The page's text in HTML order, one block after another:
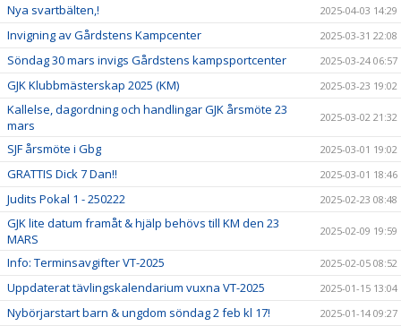
Nya svartbälten,! 2025-04-03 14:29
Invigning av Gårdstens Kampcenter 2025-03-31 22:08
Söndag 30 mars invigs Gårdstens kampsportcenter 2025-03-24 06:57
GJK Klubbmästerskap 2025 (KM) 2025-03-23 19:02
Kallelse, dagordning och handlingar GJK årsmöte 23
mars
2025-03-02 21:32
SJF årsmöte i Gbg 2025-03-01 19:02
GRATTIS Dick 7 Dan!! 2025-03-01 18:46
Judits Pokal 1 - 250222 2025-02-23 08:48
GJK lite datum framåt & hjälp behövs till KM den 23
MARS
2025-02-09 19:59
Info: Terminsavgifter VT-2025 2025-02-05 08:52
Uppdaterat tävlingskalendarium vuxna VT-2025 2025-01-15 13:04
Nybörjarstart barn & ungdom söndag 2 feb kl 17! 2025-01-14 09:27